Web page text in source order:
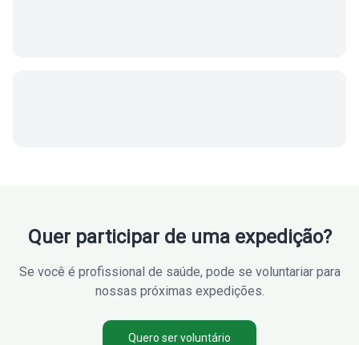
Quer participar de uma expedição?
Se você é profissional de saúde, pode se voluntariar para
nossas próximas expedições.
Quero ser voluntário